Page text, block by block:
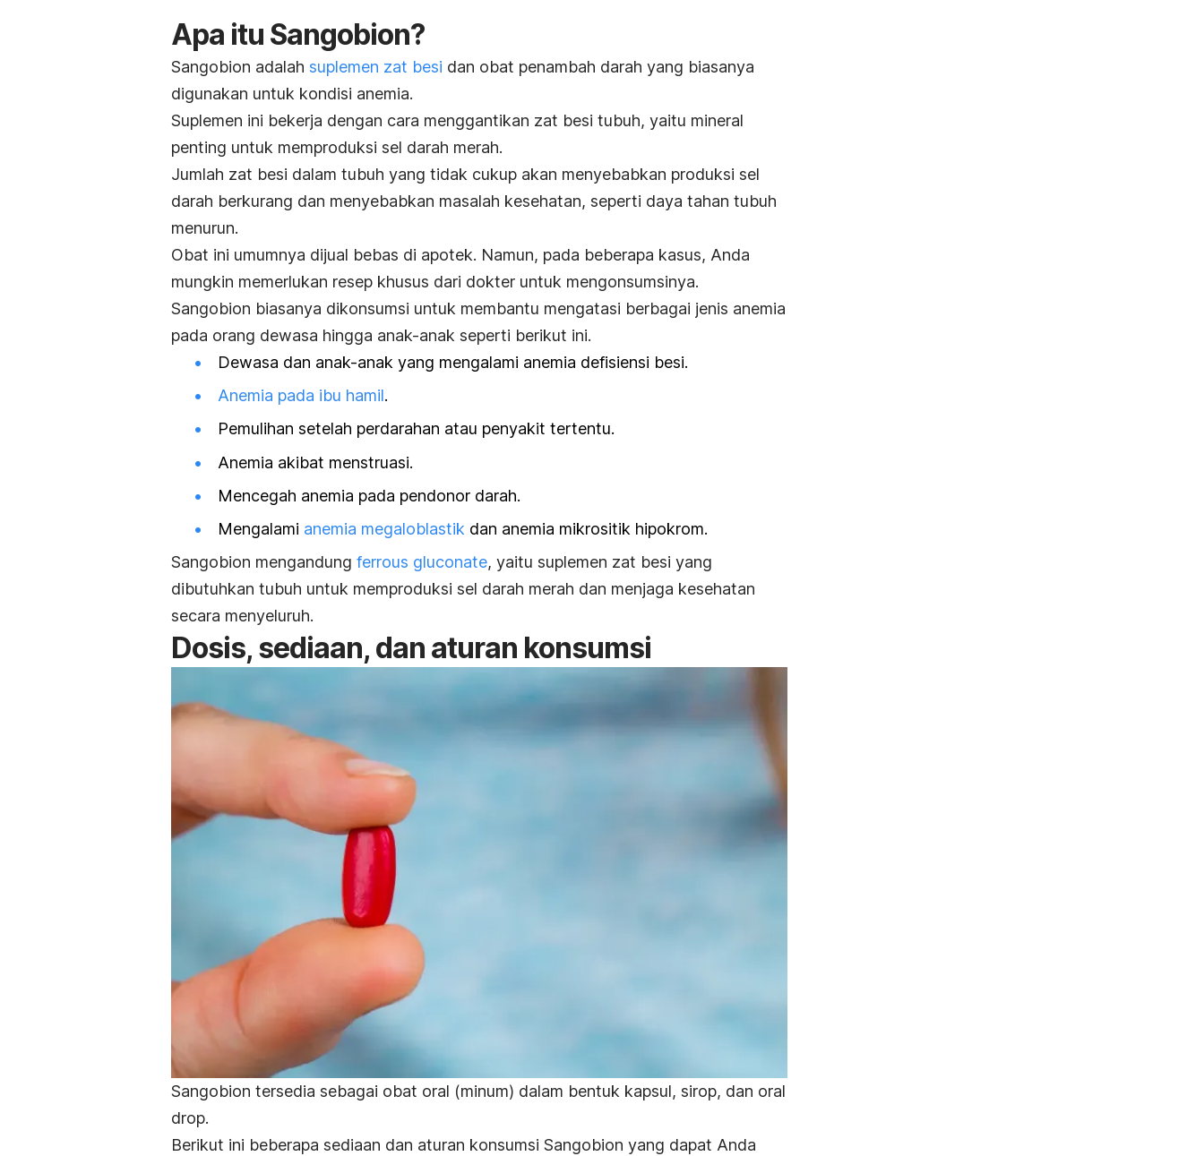
Apa itu Sangobion?
Sangobion adalah suplemen zat besi dan obat penambah darah yang biasanya
digunakan untuk kondisi anemia.
Suplemen ini bekerja dengan cara menggantikan zat besi tubuh, yaitu mineral
penting untuk memproduksi sel darah merah.
Jumlah zat besi dalam tubuh yang tidak cukup akan menyebabkan produksi sel
darah berkurang dan menyebabkan masalah kesehatan, seperti daya tahan tubuh
menurun.
Obat ini umumnya dijual bebas di apotek. Namun, pada beberapa kasus, Anda
mungkin memerlukan resep khusus dari dokter untuk mengonsumsinya.
Sangobion biasanya dikonsumsi untuk membantu mengatasi berbagai jenis anemia
pada orang dewasa hingga anak-anak seperti berikut ini.
Dewasa dan anak-anak yang mengalami anemia defisiensi besi.
Anemia pada ibu hamil.
Pemulihan setelah perdarahan atau penyakit tertentu.
Anemia akibat menstruasi.
Mencegah anemia pada pendonor darah.
Mengalami anemia megaloblastik dan anemia mikrositik hipokrom.
Sangobion mengandung ferrous gluconate, yaitu suplemen zat besi yang
dibutuhkan tubuh untuk memproduksi sel darah merah dan menjaga kesehatan
secara menyeluruh.
Dosis, sediaan, dan aturan konsumsi
Sangobion tersedia sebagai obat oral (minum) dalam bentuk kapsul, sirop, dan oral
drop.
Berikut ini beberapa sediaan dan aturan konsumsi Sangobion yang dapat Anda